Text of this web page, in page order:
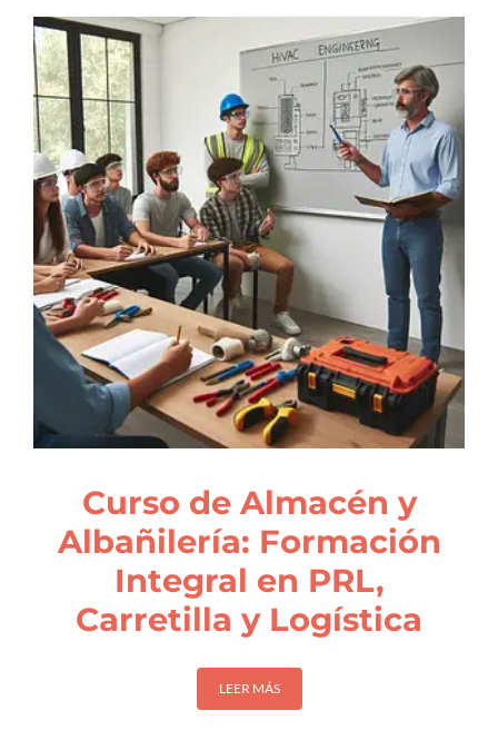
Curso de Almacén y
Albañilería: Formación
Integral en PRL,
Carretilla y Logística
LEER MÁS